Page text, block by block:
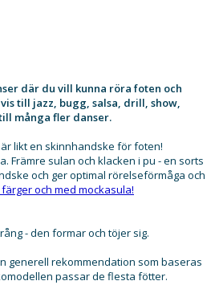
där du vill kunna röra foten och
till jazz, bugg, salsa, drill, show,
många fler danser.
likt en skinnhandske för foten!
Främre sulan och klacken i pu - en sorts
och ger optimal rörelseförmåga och
och med mockasula!
- den formar och töjer sig.
generell rekommendation som baseras
passar de flesta fötter.